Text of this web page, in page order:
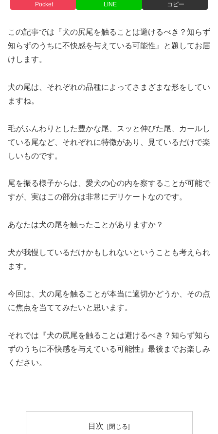
Pocket LINE コピー
この記事では『犬の尻尾を触ることは避けるべき？知らず
知らずのうちに不快感を与えている可能性』と題してお届
けします。
犬の尾は、それぞれの品種によってさまざまな形をしてい
ますね。
毛がふんわりとした豊かな尾、スッと伸びた尾、カールし
ている尾など、それぞれに特徴があり、見ているだけで楽
しいものです。
尾を振る様子からは、愛犬の心の内を察することが可能で
すが、実はこの部分は非常にデリケートなのです。
あなたは犬の尾を触ったことがありますか？
犬が我慢しているだけかもしれないということも考えられ
ます。
今回は、犬の尾を触ることが本当に適切かどうか、その点
に焦点を当ててみたいと思います。
それでは『犬の尻尾を触ることは避けるべき？知らず知ら
ずのうちに不快感を与えている可能性』最後までお楽しみ
ください。
目次